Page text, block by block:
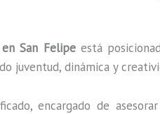
San Felipeestá
juventud, dinámica y
encargado de